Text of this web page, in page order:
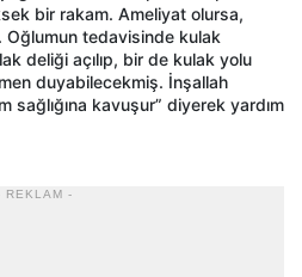
bir rakam. Ameliyat olursa,
Oğlumun tedavisinde kulak
deliği açılıp, bir de kulak yolu
duyabilecekmiş. İnşallah
sağlığına kavuşur” diyerek yardım
REKLAM -